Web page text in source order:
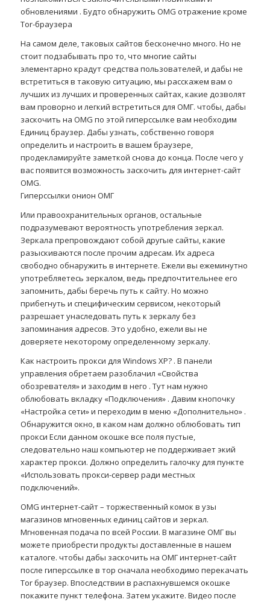
обновлениями . Будто обнаружить OMG отражение кроме
Tor-браузера
На самом деле, таковых сайтов бесконечно много. Но не
стоит подзабывать про то, что многие сайты
элементарно крадут средства пользователей, и дабы не
встретиться в таковую ситуацию, мы расскажем вам о
лучших из лучших и проверенных сайтах, какие дозволят
вам проворно и легкий встретиться для ОМГ. чтобы, дабы
заскочить на OMG по этой гиперссылке вам необходим
Единиц браузер. Дабы узнать, собственно говоря
определить и настроить в вашем браузере,
продекламируйте заметкой снова до конца. После чего у
вас появится возможность заскочить для интернет-сайт
OMG.
Гиперссылки онион ОМГ
Или правоохранительных органов, остальные
подразумевают вероятность употребления зеркал.
Зеркала препровождают собой другые сайты, какие
разыскиваются после прочим адресам. Их адреса
свободно обнаружить в интернете. Ежели вы ежеминутно
употребляетесь зеркалом, ведь предпочтительнее его
запомнить, дабы беречь путь к сайту. Но можно
прибегнуть и специфическим сервисом, некоторый
разрешает унаследовать путь к зеркалу без
запоминания адресов. Это удобно, ежели вы не
доверяете некоторому определенному зеркалу.
Как настроить прокси для Windows XP? . В панели
управления обретаем разоблачил «Свойства
обозревателя» и заходим в него . Тут нам нужно
облюбовать вкладку «Подключения» . Давим кнопочку
«Настройка сети» и переходим в меню «Дополнительно» .
Обнаружится окно, в каком нам должно облюбовать тип
прокси Если данном окошке все поля пустые,
следовательно наш компьютер не поддерживает экий
характер прокси. Должно определить галочку для пункте
«Использовать прокси-сервер ради местных
подключений».
OMG интернет-сайт – торжественный комок в узы
магазинов мгновенных единиц сайтов и зеркал.
Мгновенная подача по всей России. В магазине ОМГ вы
можете приобрести продукты доставленные в нашем
каталоге. чтобы дабы заскочить на ОМГ интернет-сайт
после гиперссылке в тор сначала необходимо перекачать
Tor браузер. Впоследствии в распахнувшемся окошке
покажите пункт телефона. Затем укажите. Видео после